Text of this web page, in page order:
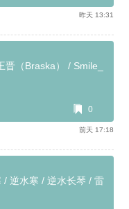
昨天 13:31
（Braska） / Smile_
0
前天 17:18
/ 逆水寒 / 逆水长琴 / 雷